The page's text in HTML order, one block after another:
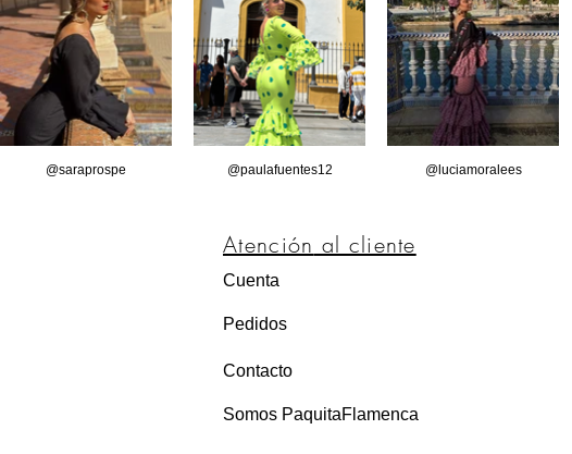
@saraprospe @paulafuentes12 @luciamoralees
Atención al cliente
Cuenta
Pedidos
Contacto
Somos PaquitaFlamenca